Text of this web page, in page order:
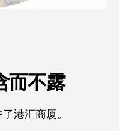
而不露
港汇商厦。